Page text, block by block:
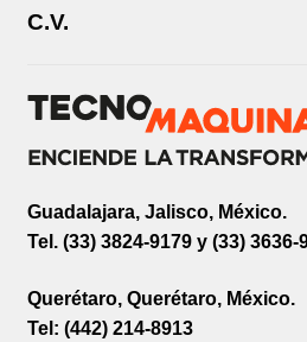
C.V.
Guadalajara, Jalisco, México.
Tel. (33) 3824-9179 y (33) 3636-
Querétaro, Querétaro, México.
Tel: (442) 214-8913